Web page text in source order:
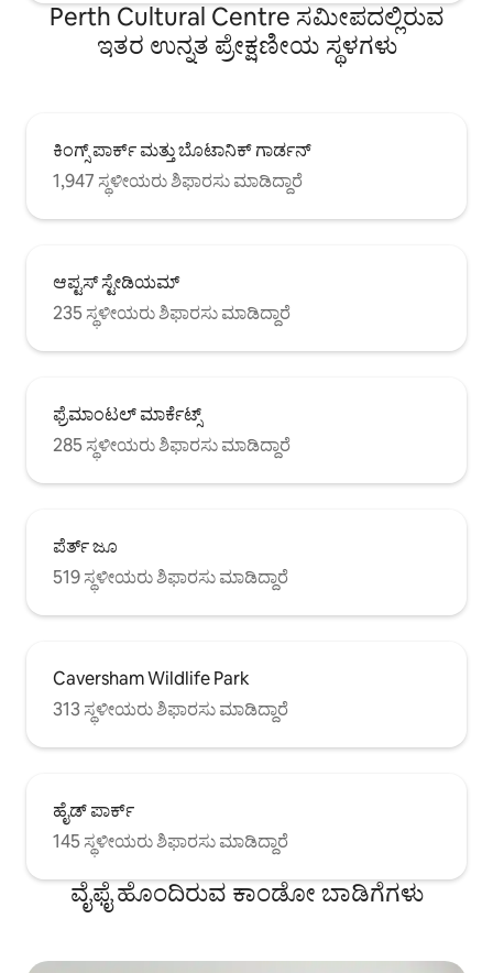
Perth Cultural Centre ಸಮೀಪದಲ್ಲಿರುವ
ಇತರ ಉನ್ನತ ಪ್ರೇಕ್ಷಣೀಯ ಸ್ಥಳಗಳು
ಕಿಂಗ್ಸ್ ಪಾರ್ಕ್ ಮತ್ತು ಬೊಟಾನಿಕ್ ಗಾರ್ಡನ್
1,947 ಸ್ಥಳೀಯರು ಶಿಫಾರಸು ಮಾಡಿದ್ದಾರೆ
ಆಪ್ಟಸ್ ಸ್ಟೇಡಿಯಮ್
235 ಸ್ಥಳೀಯರು ಶಿಫಾರಸು ಮಾಡಿದ್ದಾರೆ
ಫ್ರೆಮಾಂಟಲ್ ಮಾರ್ಕೆಟ್ಸ್
285 ಸ್ಥಳೀಯರು ಶಿಫಾರಸು ಮಾಡಿದ್ದಾರೆ
ಪೆರ್ತ್ ಜೂ
519 ಸ್ಥಳೀಯರು ಶಿಫಾರಸು ಮಾಡಿದ್ದಾರೆ
Caversham Wildlife Park
313 ಸ್ಥಳೀಯರು ಶಿಫಾರಸು ಮಾಡಿದ್ದಾರೆ
ಹೈಡ್ ಪಾರ್ಕ್
145 ಸ್ಥಳೀಯರು ಶಿಫಾರಸು ಮಾಡಿದ್ದಾರೆ
ವೈಫೈ ಹೊಂದಿರುವ ಕಾಂಡೋ ಬಾಡಿಗೆಗಳು